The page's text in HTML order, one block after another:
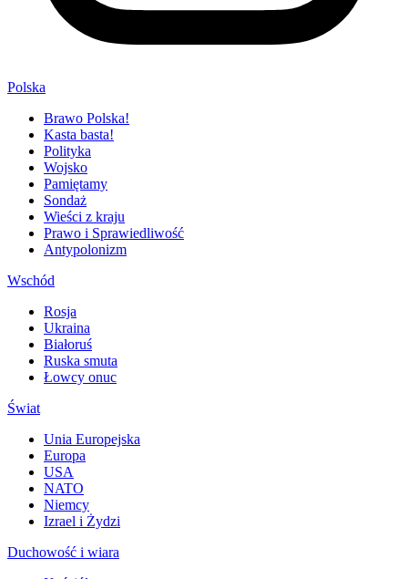
Polska
Brawo Polska!
Kasta basta!
Polityka
Wojsko
Pamiętamy
Sondaż
Wieści z kraju
Prawo i Sprawiedliwość
Antypolonizm
Wschód
Rosja
Ukraina
Białoruś
Ruska smuta
Łowcy onuc
Świat
Unia Europejska
Europa
USA
NATO
Niemcy
Izrael i Żydzi
Duchowość i wiara